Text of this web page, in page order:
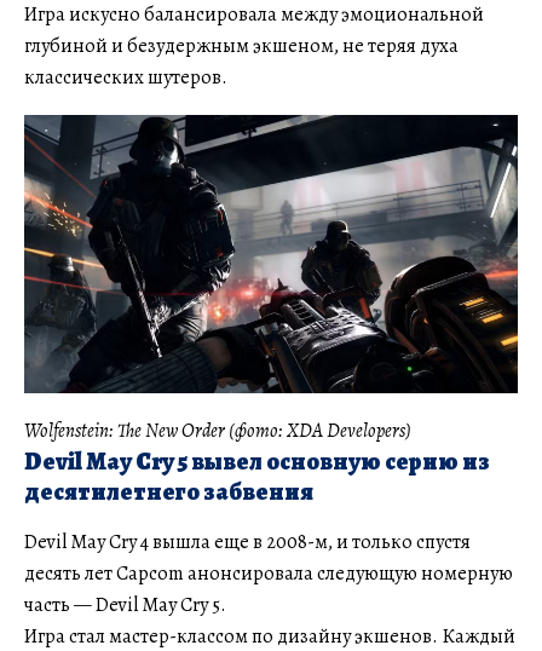
Игра искусно балансировала между эмоциональной
глубиной и безудержным экшеном, не теряя духа
классических шутеров.
Wolfenstein: The New Order (фото: XDA Developers)
Devil May Cry 5 вывел основную серию из
десятилетнего забвения
Devil May Cry 4 вышла еще в 2008-м, и только спустя
десять лет Capcom анонсировала следующую номерную
часть — Devil May Cry 5.
Игра стал мастер-классом по дизайну экшенов. Каждый